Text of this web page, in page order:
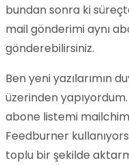
bundan sonra ki
mail gönderimi aynı
gönderebilirsiniz.
Ben yeni yazılarımın
üzerinden
abone listemi
Feedburner
toplu bir şekilde